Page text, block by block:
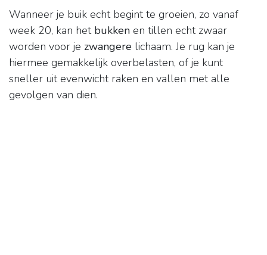
Wanneer je buik echt begint te groeien, zo vanaf
week 20, kan het bukken en tillen echt zwaar
worden voor je zwangere lichaam. Je rug kan je
hiermee gemakkelijk overbelasten, of je kunt
sneller uit evenwicht raken en vallen met alle
gevolgen van dien.